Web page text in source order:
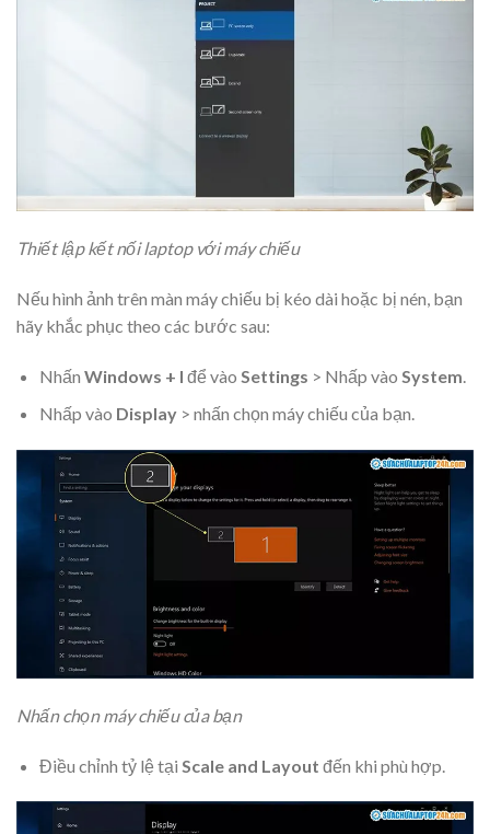
Thiết lập kết nối laptop với máy chiếu
Nếu hình ảnh trên màn máy chiếu bị kéo dài hoặc bị nén, bạn
hãy khắc phục theo các bước sau:
Nhấn Windows + I để vào Settings > Nhấp vào System
Nhấp vào Display> nhấn chọn máy chiếu của bạn.
Nhấn chọn máy chiếu của bạn
Điều chỉnh tỷ lệ tại Scale and Layout đến khi phù hợp.